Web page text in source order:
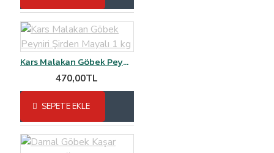
Kars Malakan Göbek Peyniri Şirden Mayalı 1 kg
470,00TL
SEPETE EKLE